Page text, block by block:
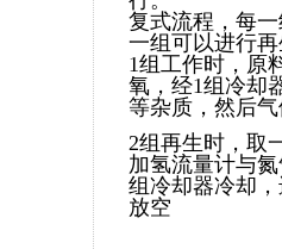
复式流程，每
一组可以进行
1组工作时，原
氧，经1组冷却
等杂质，然后
2组再生时，取
加氢流量计与
组冷却器冷却
放空